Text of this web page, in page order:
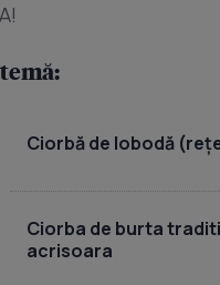
Ciorbă de lobodă
Ciorba de burta
acrisoara